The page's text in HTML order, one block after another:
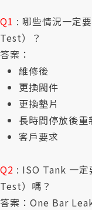
Q1 : 哪些情況一定
Test）？
答案：
維修後
更換閥件
更換墊片
長時間停放後重
客戶要求
Q2 : ISO Tank 一
Test）嗎？
答案：One Bar